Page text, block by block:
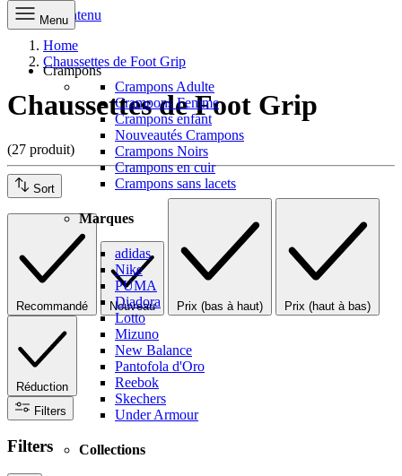
Aller au contenu
Menu
Crampons
Crampons Adulte
Crampons Femme
Crampons enfant
Nouveautés Crampons
Crampons Noirs
Crampons en cuir
Crampons sans lacets
Marques
adidas
Nike
PUMA
Diadora
Lotto
Mizuno
New Balance
Pantofola d'Oro
Reebok
Skechers
Under Armour
Collections
Home
Chaussettes de Foot Grip
Chaussettes de Foot Grip
(27 produit)
Sort
Recommandé Nouveau Prix (bas à haut) Prix (haut à bas)
Réduction
Filters
Filters